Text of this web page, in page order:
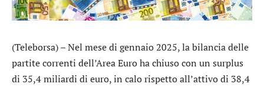
(Teleborsa) – Nel mese di gennaio 2025, la bilancia delle
partite correnti dell’Area Euro ha chiuso con un surplus
di 35,4 miliardi di euro, in calo rispetto all’attivo di 38,4